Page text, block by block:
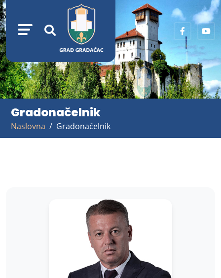
Gradonačelnik
Naslovna Gradonačelnik